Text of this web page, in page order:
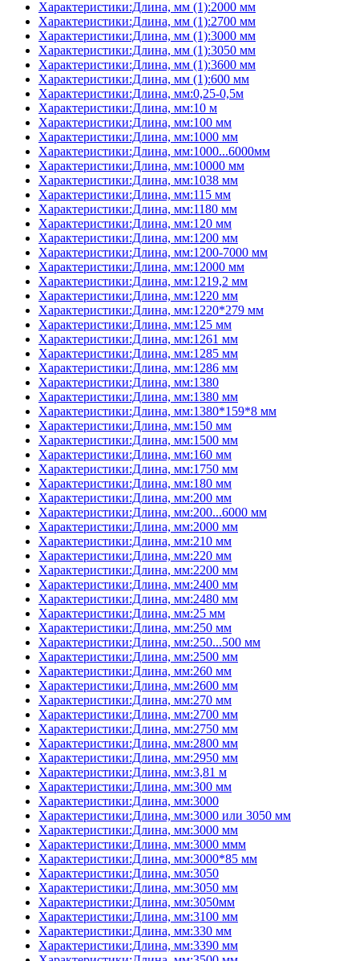
Характеристики:Длина, мм (1):2000 мм
Характеристики:Длина, мм (1):2700 мм
Характеристики:Длина, мм (1):3000 мм
Характеристики:Длина, мм (1):3050 мм
Характеристики:Длина, мм (1):3600 мм
Характеристики:Длина, мм (1):600 мм
Характеристики:Длина, мм:0,25-0,5м
Характеристики:Длина, мм:10 м
Характеристики:Длина, мм:100 мм
Характеристики:Длина, мм:1000 мм
Характеристики:Длина, мм:1000...6000мм
Характеристики:Длина, мм:10000 мм
Характеристики:Длина, мм:1038 мм
Характеристики:Длина, мм:115 мм
Характеристики:Длина, мм:1180 мм
Характеристики:Длина, мм:120 мм
Характеристики:Длина, мм:1200 мм
Характеристики:Длина, мм:1200-7000 мм
Характеристики:Длина, мм:12000 мм
Характеристики:Длина, мм:1219,2 мм
Характеристики:Длина, мм:1220 мм
Характеристики:Длина, мм:1220*279 мм
Характеристики:Длина, мм:125 мм
Характеристики:Длина, мм:1261 мм
Характеристики:Длина, мм:1285 мм
Характеристики:Длина, мм:1286 мм
Характеристики:Длина, мм:1380
Характеристики:Длина, мм:1380 мм
Характеристики:Длина, мм:1380*159*8 мм
Характеристики:Длина, мм:150 мм
Характеристики:Длина, мм:1500 мм
Характеристики:Длина, мм:160 мм
Характеристики:Длина, мм:1750 мм
Характеристики:Длина, мм:180 мм
Характеристики:Длина, мм:200 мм
Характеристики:Длина, мм:200...6000 мм
Характеристики:Длина, мм:2000 мм
Характеристики:Длина, мм:210 мм
Характеристики:Длина, мм:220 мм
Характеристики:Длина, мм:2200 мм
Характеристики:Длина, мм:2400 мм
Характеристики:Длина, мм:2480 мм
Характеристики:Длина, мм:25 мм
Характеристики:Длина, мм:250 мм
Характеристики:Длина, мм:250...500 мм
Характеристики:Длина, мм:2500 мм
Характеристики:Длина, мм:260 мм
Характеристики:Длина, мм:2600 мм
Характеристики:Длина, мм:270 мм
Характеристики:Длина, мм:2700 мм
Характеристики:Длина, мм:2750 мм
Характеристики:Длина, мм:2800 мм
Характеристики:Длина, мм:2950 мм
Характеристики:Длина, мм:3,81 м
Характеристики:Длина, мм:300 мм
Характеристики:Длина, мм:3000
Характеристики:Длина, мм:3000 или 3050 мм
Характеристики:Длина, мм:3000 мм
Характеристики:Длина, мм:3000 ммм
Характеристики:Длина, мм:3000*85 мм
Характеристики:Длина, мм:3050
Характеристики:Длина, мм:3050 мм
Характеристики:Длина, мм:3050мм
Характеристики:Длина, мм:3100 мм
Характеристики:Длина, мм:330 мм
Характеристики:Длина, мм:3390 мм